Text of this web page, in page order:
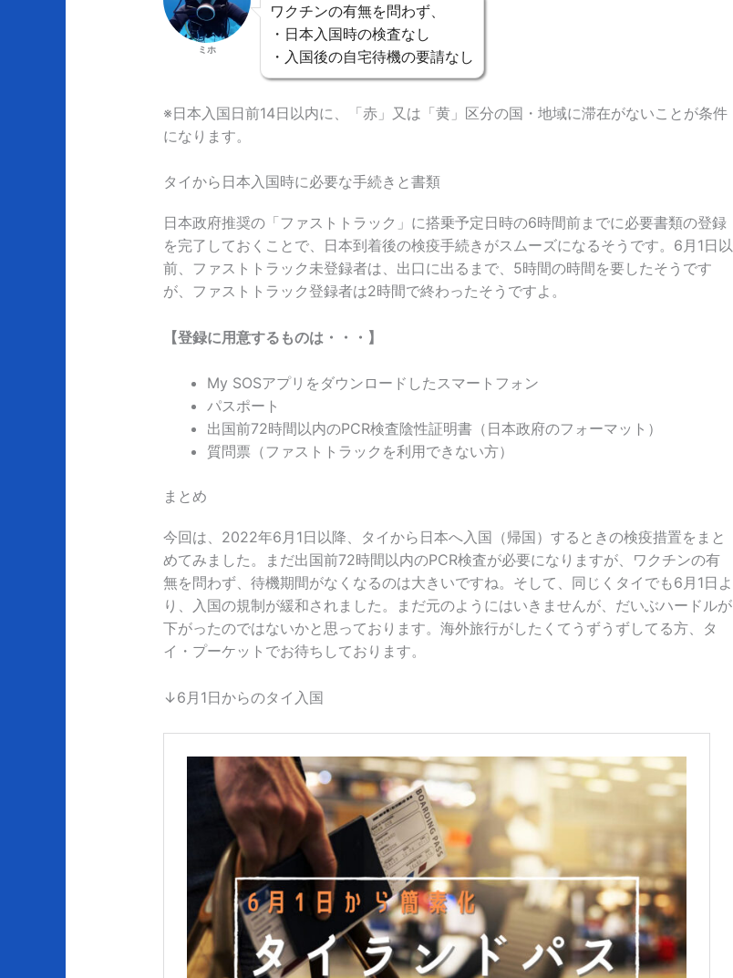
ミホ
ワクチンの有無を問わず、
・日本入国時の検査なし
・入国後の自宅待機の要請なし
※日本入国日前14日以内に、「赤」又は「黄」区分の国・地域に滞在がないことが条件
になります。
タイから日本入国時に必要な手続きと書類
日本政府推奨の「ファストトラック」に搭乗予定日時の6時間前までに必要書類の登録
を完了しておくことで、日本到着後の検疫手続きがスムーズになるそうです。6月1日以
前、ファストトラック未登録者は、出口に出るまで、5時間の時間を要したそうです
が、ファストトラック登録者は2時間で終わったそうですよ。
【登録に用意するものは・・・】
My SOSアプリをダウンロードしたスマートフォン
パスポート
出国前72時間以内のPCR検査陰性証明書（日本政府のフォーマット）
質問票（ファストトラックを利用できない方）
まとめ
今回は、2022年6月1日以降、タイから日本へ入国（帰国）するときの検疫措置をまと
めてみました。まだ出国前72時間以内のPCR検査が必要になりますが、ワクチンの有
無を問わず、待機期間がなくなるのは大きいですね。そして、同じくタイでも6月1日よ
り、入国の規制が緩和されました。まだ元のようにはいきませんが、だいぶハードルが
下がったのではないかと思っております。海外旅行がしたくてうずうずしてる方、タ
イ・プーケットでお待ちしております。
↓6月1日からのタイ入国